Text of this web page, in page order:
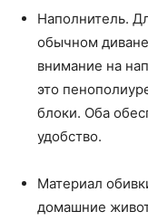
Наполнитель.
обычном
внимание на
это
блоки. Оба
удобство.
Материал
домашние